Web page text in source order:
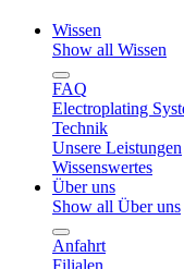
Wissen
Show all Wissen
FAQ
Electroplating
Technik
Unsere Leistungen
Wissenswertes
Über uns
Show all Über uns
Anfahrt
Filialen